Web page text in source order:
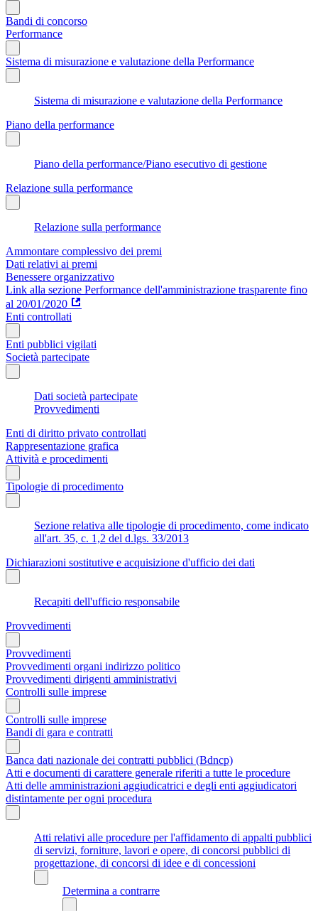
Bandi di concorso
Performance
Sistema di misurazione e valutazione della Performance
Sistema di misurazione e valutazione della Performance
Piano della performance
Piano della performance/Piano esecutivo di gestione
Relazione sulla performance
Relazione sulla performance
Ammontare complessivo dei premi
Dati relativi ai premi
Benessere organizzativo
Link alla sezione Performance dell'amministrazione trasparente fino
al 20/01/2020
Enti controllati
Enti pubblici vigilati
Società partecipate
Dati società partecipate
Provvedimenti
Enti di diritto privato controllati
Rappresentazione grafica
Attività e procedimenti
Tipologie di procedimento
Sezione relativa alle tipologie di procedimento, come indicato
all'art. 35, c. 1,2 del d.lgs. 33/2013
Dichiarazioni sostitutive e acquisizione d'ufficio dei dati
Recapiti dell'ufficio responsabile
Provvedimenti
Provvedimenti
Provvedimenti organi indirizzo politico
Provvedimenti dirigenti amministrativi
Controlli sulle imprese
Controlli sulle imprese
Bandi di gara e contratti
Banca dati nazionale dei contratti pubblici (Bdncp)
Atti e documenti di carattere generale riferiti a tutte le procedure
Atti delle amministrazioni aggiudicatrici e degli enti aggiudicatori
distintamente per ogni procedura
Atti relativi alle procedure per l'affidamento di appalti pubblici
di servizi, forniture, lavori e opere, di concorsi pubblici di
progettazione, di concorsi di idee e di concessioni
Determina a contrarre